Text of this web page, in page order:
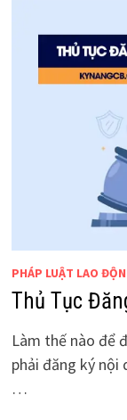
PHÁP LUẬT LAO
Thủ Tục
Làm thế nào để
phải đăng ký nội
…